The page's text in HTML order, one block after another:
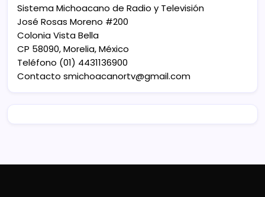
Sistema Michoacano de Radio y Televisión
José Rosas Moreno #200
Colonia Vista Bella
CP 58090, Morelia, México
Teléfono (01) 4431136900
Contacto smichoacanortv@gmail.com